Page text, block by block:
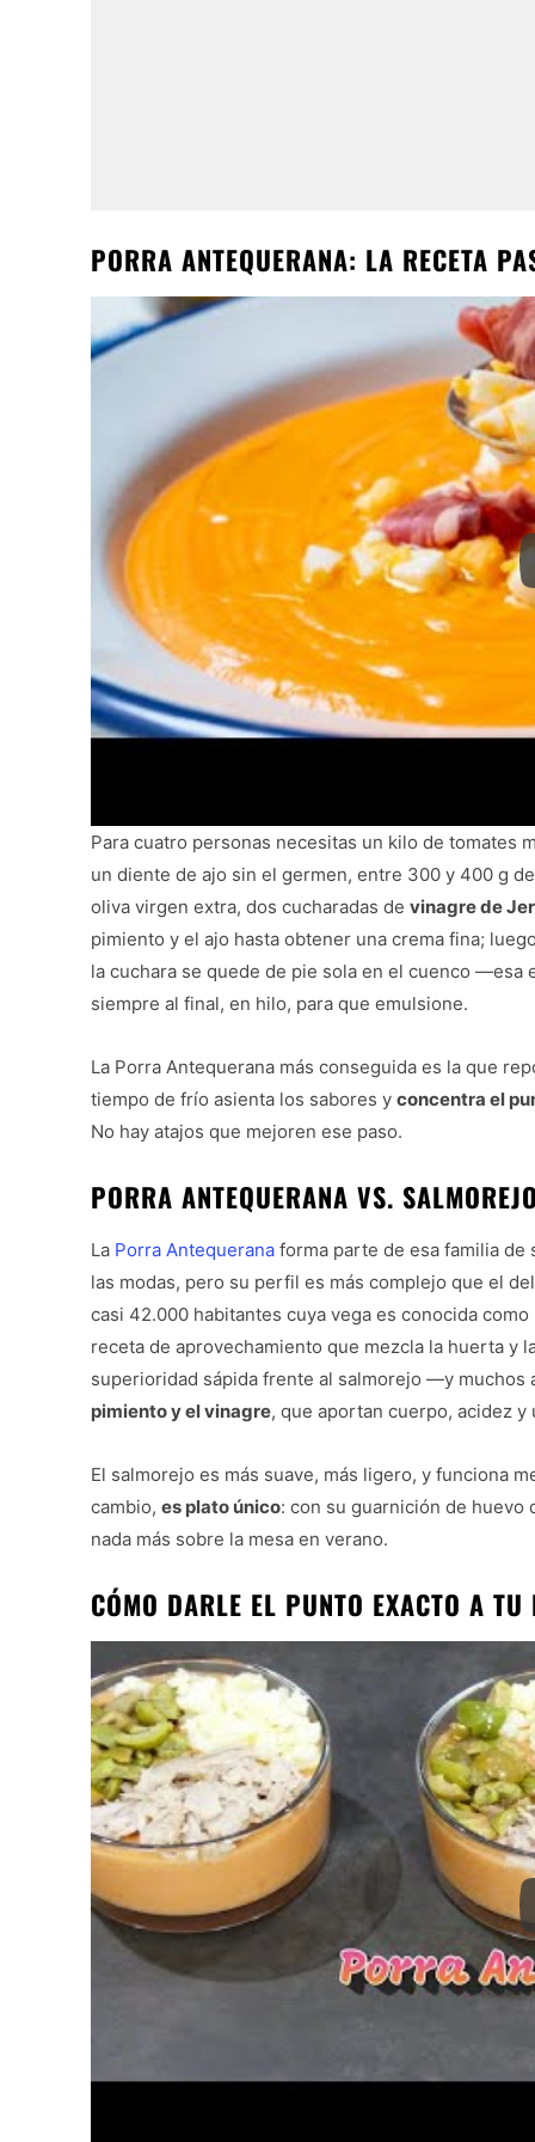
PORRA ANTEQUERANA: LA RECETA
Para cuatro personas necesitas un kilo de tomates
un diente de ajo sin el germen, entre 300 y 400 g
oliva virgen extra, dos cucharadas de vinagre de
pimiento y el ajo hasta obtener una crema fina;
la cuchara se quede de pie sola en el cuenco
siempre al final, en hilo, para que emulsione.
La Porra Antequerana más conseguida es la que
tiempo de frío asienta los sabores y concentra el
No hay atajos que mejoren ese paso.
PORRA ANTEQUERANA VS.
La Porra Antequerana forma parte de esa familia de
las modas, pero su perfil es más complejo que el
casi 42.000 habitantes cuya vega es conocida
receta de aprovechamiento que mezcla la huerta y
superioridad sápida frente al salmorejo —y
pimiento y el vinagre, que aportan cuerpo, acidez
El salmorejo es más suave, más ligero, y funciona
cambio, es plato único: con su guarnición de huevo
nada más sobre la mesa en verano.
CÓMO DARLE EL PUNTO EXACTO A